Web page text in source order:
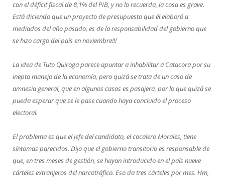
con el déficit fiscal de 8,1% del PIB, y no lo recuerda, la cosa es grave.
Está diciendo que un proyecto de presupuesto que él elaboró a
mediados del año pasado, es de la responsabilidad del gobierno que
se hizo cargo del país en noviembre!!!
La idea de Tuto Quiroga parece apuntar a inhabilitar a Catacora por su
inepto manejo de la economía, pero quizá se trata de un caso de
amnesia general, que en algunos casos es pasajera, por lo que quizá se
pueda esperar que se le pase cuando haya concluido el proceso
electoral.
El problema es que el jefe del candidato, el cocalero Morales, tiene
síntomas parecidos. Dijo que el gobierno transitorio es responsable de
que, en tres meses de gestión, se hayan introducido en el país nueve
cárteles extranjeros del narcotráfico. Eso da tres cárteles por mes. Hm,